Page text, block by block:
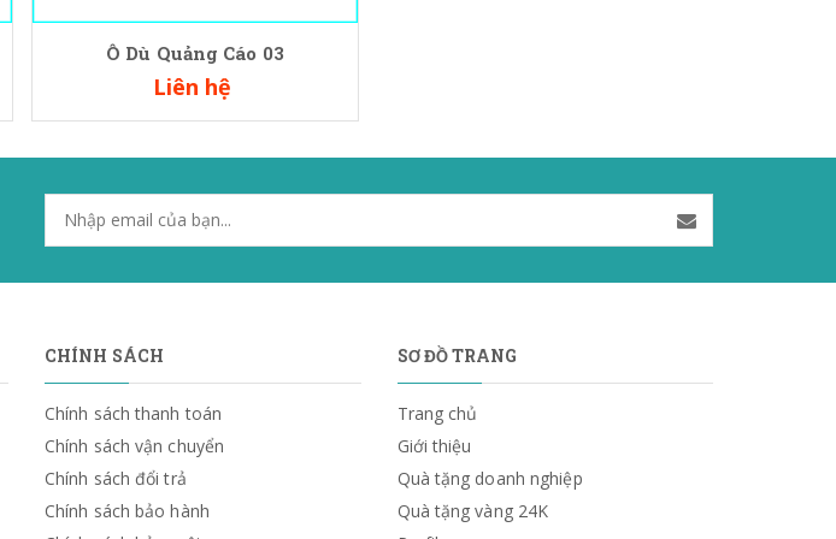
Ô Dù Quảng Cáo 03
Liên hệ
CHÍNH SÁCH
Chính sách thanh toán
Chính sách vận chuyển
Chính sách đổi trả
Chính sách bảo hành
SƠ ĐỒ TRANG
Trang chủ
Giới thiệu
Quà tặng doanh nghiệp
Quà tặng vàng 24K